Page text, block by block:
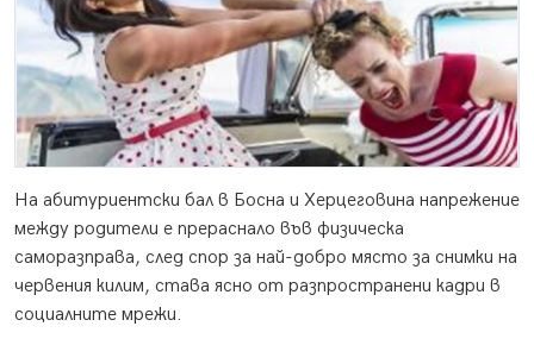
На абитуриентски бал в Босна и Херцеговина напрежение
между родители е прераснало във физическа
саморазправа, след спор за най-добро място за снимки на
червения килим, става ясно от разпространени кадри в
социалните мрежи.